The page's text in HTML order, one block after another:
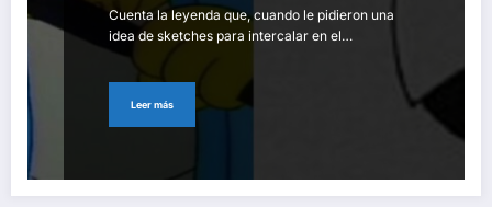
Cuenta la leyenda que, cuando le pidieron una
idea de sketches para intercalar en el…
Leer más